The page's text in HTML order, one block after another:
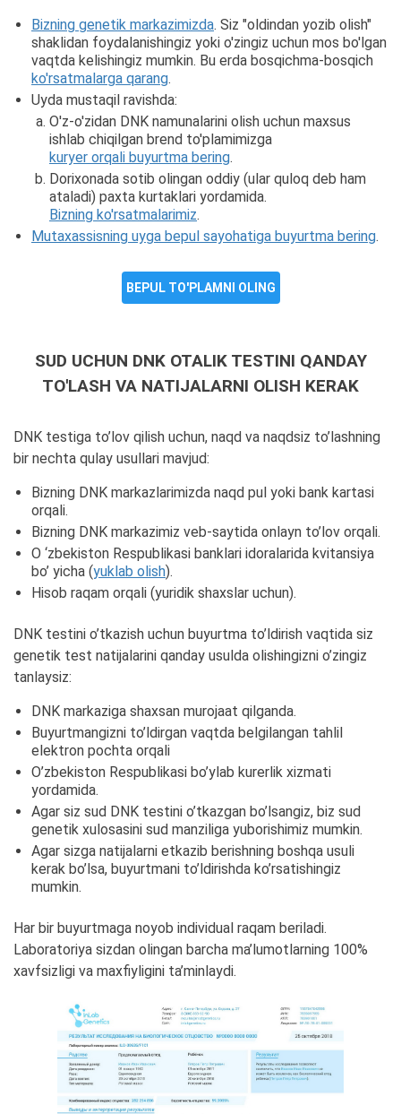
Bizning genetik markazimizda. Siz "oldindan yozib olish"
shaklidan foydalanishingiz yoki o'zingiz uchun mos bo'lgan
vaqtda kelishingiz mumkin. Bu erda bosqichma-bosqich
ko'rsatmalarga qarang.
Uyda mustaqil ravishda:
O'z-o'zidan DNK namunalarini olish uchun maxsus
ishlab chiqilgan brend to'plamimizga
kuryer orqali buyurtma bering.
Dorixonada sotib olingan oddiy (ular quloq deb ham
ataladi) paxta kurtaklari yordamida.
Bizning ko'rsatmalarimiz.
Mutaxassisning uyga bepul sayohatiga buyurtma bering.
BEPUL TO'PLAMNI OLING
SUD UCHUN DNK OTALIK TESTINI QANDAY
TO'LASH VA NATIJALARNI OLISH KERAK
DNK testiga to’lov qilish uchun, naqd va naqdsiz to’lashning
bir nechta qulay usullari mavjud:
Bizning DNK markazlarimizda naqd pul yoki bank kartasi
orqali.
Bizning DNK markazimiz veb-saytida onlayn to’lov orqali.
O ‘zbekiston Respublikasi banklari idoralarida kvitansiya
bo’ yicha (yuklab olish).
Hisob raqam orqali (yuridik shaxslar uchun).
DNK testini o’tkazish uchun buyurtma to’ldirish vaqtida siz
genetik test natijalarini qanday usulda olishingizni o’zingiz
tanlaysiz:
DNK markaziga shaxsan murojaat qilganda.
Buyurtmangizni to’ldirgan vaqtda belgilangan tahlil
elektron pochta orqali
O’zbekiston Respublikasi bo’ylab kurerlik xizmati
yordamida.
Agar siz sud DNK testini o’tkazgan bo’lsangiz, biz sud
genetik xulosasini sud manziliga yuborishimiz mumkin.
Agar sizga natijalarni etkazib berishning boshqa usuli
kerak bo’lsa, buyurtmani to’ldirishda ko’rsatishingiz
mumkin.
Har bir buyurtmaga noyob individual raqam beriladi.
Laboratoriya sizdan olingan barcha ma’lumotlarning 100%
xavfsizligi va maxfiyligini ta’minlaydi.